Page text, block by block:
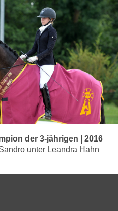
der 3-jährigen | 2016
unter Leandra Hahn